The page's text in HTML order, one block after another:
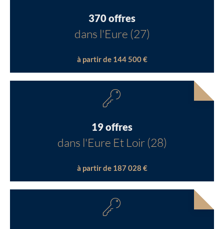
370 offres
dans l'Eure (27)
à partir de 144 500 €
19 offres
dans l'Eure Et Loir (28)
à partir de 187 028 €